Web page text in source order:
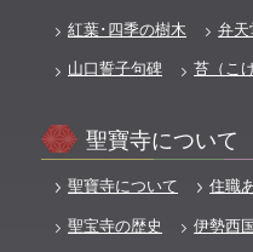
紅葉･四季の樹木
弁
山口誓子句碑
苔（こけ
聖寶寺について
聖寶寺について 住職
聖宝寺の歴史
伊勢西